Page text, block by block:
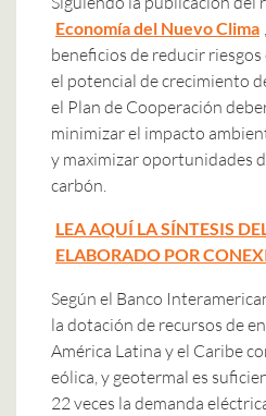
Economía del Nuevo Clima
beneficios de reducir
el potencial de crecimiento
el Plan de Cooperación
minimizar el impacto
y maximizar oportunidades
carbón.
LEA AQUÍ LA SÍNTESIS
ELABORADO POR
Según el Banco
la dotación de recursos de
América Latina y el Caribe
eólica, y geotermal es
22 veces la demanda